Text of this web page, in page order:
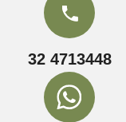
32 4713448